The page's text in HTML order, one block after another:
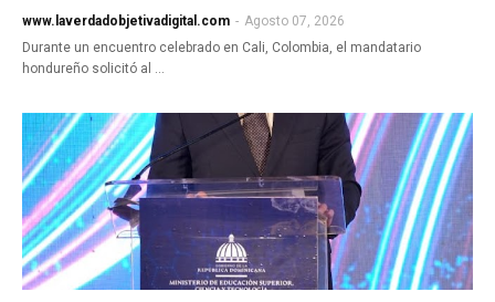
www.laverdadobjetivadigital.com - Agosto 07, 2026
Durante un encuentro celebrado en Cali, Colombia, el mandatario
hondureño solicitó al …